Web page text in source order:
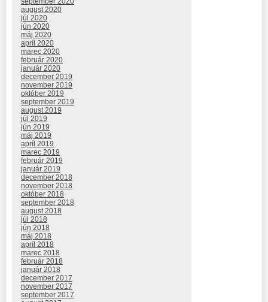
august 2020
júl 2020
jún 2020
máj 2020
apríl 2020
marec 2020
február 2020
január 2020
december 2019
november 2019
október 2019
september 2019
august 2019
júl 2019
jún 2019
máj 2019
apríl 2019
marec 2019
február 2019
január 2019
december 2018
november 2018
október 2018
september 2018
august 2018
júl 2018
jún 2018
máj 2018
apríl 2018
marec 2018
február 2018
január 2018
december 2017
november 2017
september 2017